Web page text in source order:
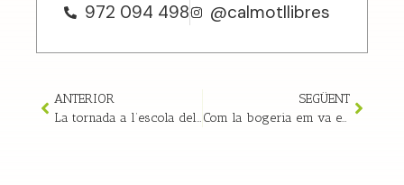
972 094 498
@calmotllibres
ANTERIOR
La tornada a l’escola dels animals – Noé Carlain i Hervé Le Goff
SEGÜENT
Com la bogeria em va explicar el món – Dita Zipfel